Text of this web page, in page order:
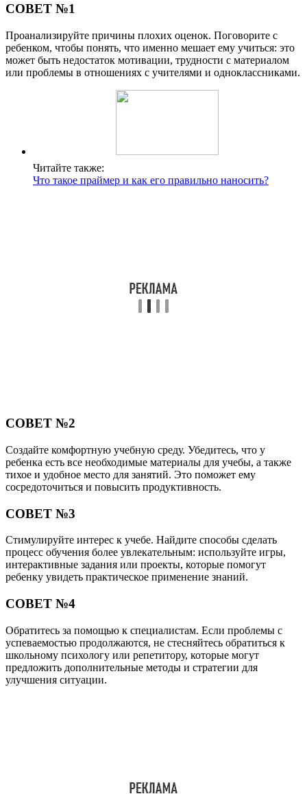
СОВЕТ №1
Проанализируйте причины плохих оценок. Поговорите с
ребенком, чтобы понять, что именно мешает ему учиться: это
может быть недостаток мотивации, трудности с материалом
или проблемы в отношениях с учителями и одноклассниками.
Читайте также:
Что такое праймер и как его правильно наносить?
СОВЕТ №2
Создайте комфортную учебную среду. Убедитесь, что у
ребенка есть все необходимые материалы для учебы, а также
тихое и удобное место для занятий. Это поможет ему
сосредоточиться и повысить продуктивность.
СОВЕТ №3
Стимулируйте интерес к учебе. Найдите способы сделать
процесс обучения более увлекательным: используйте игры,
интерактивные задания или проекты, которые помогут
ребенку увидеть практическое применение знаний.
СОВЕТ №4
Обратитесь за помощью к специалистам. Если проблемы с
успеваемостью продолжаются, не стесняйтесь обратиться к
школьному психологу или репетитору, которые могут
предложить дополнительные методы и стратегии для
улучшения ситуации.